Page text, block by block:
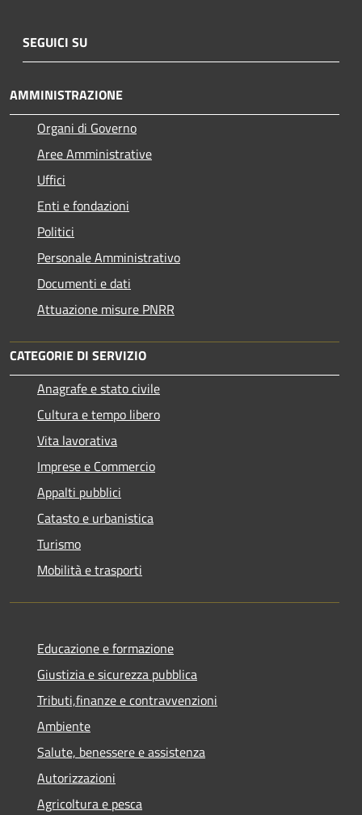
SEGUICI SU
AMMINISTRAZIONE
Organi di Governo
Aree Amministrative
Uffici
Enti e fondazioni
Politici
Personale Amministrativo
Documenti e dati
Attuazione misure PNRR
CATEGORIE DI SERVIZIO
Anagrafe e stato civile
Cultura e tempo libero
Vita lavorativa
Imprese e Commercio
Appalti pubblici
Catasto e urbanistica
Turismo
Mobilità e trasporti
Educazione e formazione
Giustizia e sicurezza pubblica
Tributi,finanze e contravvenzioni
Ambiente
Salute, benessere e assistenza
Autorizzazioni
Agricoltura e pesca